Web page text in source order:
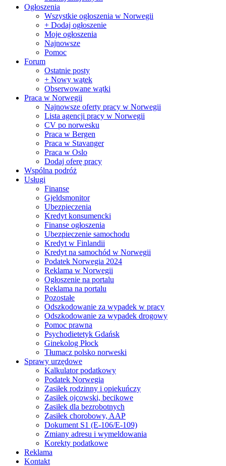
Ogłoszenia
Wszystkie ogłoszenia w Norwegii
+ Dodaj ogłoszenie
Moje ogłoszenia
Najnowsze
Pomoc
Forum
Ostatnie posty
+ Nowy wątek
Obserwowane wątki
Praca w Norwegii
Najnowsze oferty pracy w Norwegii
Lista agencji pracy w Norwegii
CV po norwesku
Praca w Bergen
Praca w Stavanger
Praca w Oslo
Dodaj oferę pracy
Wspólna podróż
Usługi
Finanse
Gjeldsmonitor
Ubezpieczenia
Kredyt konsumencki
Finanse ogłoszenia
Ubezpieczenie samochodu
Kredyt w Finlandii
Kredyt na samochód w Norwegii
Podatek Norwegia 2024
Reklama w Norwegii
Ogłoszenie na portalu
Reklama na portalu
Pozostałe
Odszkodowanie za wypadek w pracy
Odszkodowanie za wypadek drogowy
Pomoc prawna
Psychodietetyk Gdańsk
Ginekolog Płock
Tłumacz polsko norweski
Sprawy urzędowe
Kalkulator podatkowy
Podatek Norwegia
Zasiłek rodzinny i opiekuńczy
Zasiłek ojcowski, becikowe
Zasiłek dla bezrobotnych
Zasiłek chorobowy, AAP
Dokument S1 (E-106/E-109)
Zmiany adresu i wymeldowania
Korekty podatkowe
Reklama
Kontakt